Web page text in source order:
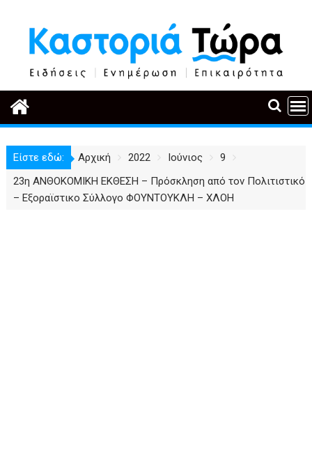
περιεχόμενο
Είστε εδώ: Αρχική 2022 Ιούνιος
9
23η ΑΝΘΟΚΟΜΙΚΗ ΕΚΘΕΣΗ – Πρόσκληση από τον Πολιτιστικό
– Εξοραϊστικο Σύλλογο ΦΟΥΝΤΟΥΚΛΗ – ΧΛΟΗ